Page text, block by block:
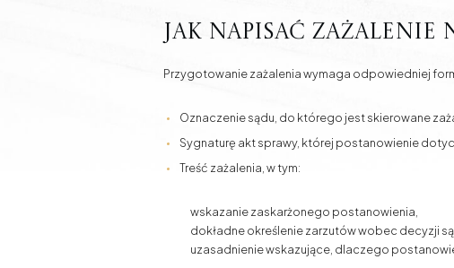
Jak napisać
Przygotowanie zażalenia wymaga odpowiedniej
Oznaczenie sądu, do którego jest skierowane
Sygnaturę akt sprawy, której postanowienie
Treść zażalenia, w tym:
wskazanie zaskarżonego postanowienia,
dokładne określenie zarzutów wobec decyzji
uzasadnienie wskazujące, dlaczego